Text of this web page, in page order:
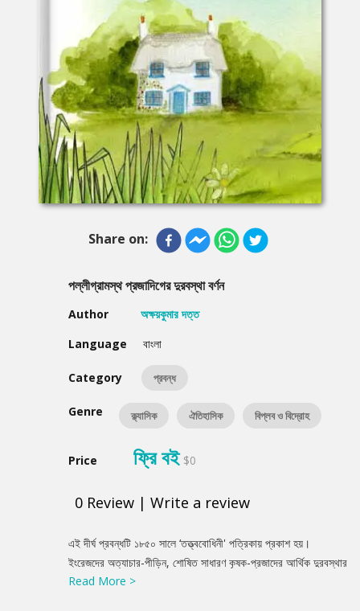
Share on:
পল্লীগ্রামস্থ প্রজাদিগের দুরবস্থা বর্ণন
Author
অক্ষয়কুমার দত্ত
Language
বাংলা
Category প্রবন্ধ
Genre ক্ল্যাসিক ঐতিহাসিক বিপ্লব ও বিদ্রোহ
Price ফ্রি বই $0
0 Review | Write a review
Product
Summery
এই দীর্ঘ প্রবন্ধটি ১৮৫০ সালে ‘তত্ত্ববোধিনী' পত্রিকায় প্রকাশ হয়।
ইংরেজদের অত্যাচার-পীড়িন, শোষিত সাধারণ কৃষক-প্রজাদের আর্থিক দুরবস্থার
বাস্তব ও মর্মস্পর্শী বর্ণনা এই রচনা। ইস্ট ইন্ডিয়া কোম্পানির রাজত্বকালে
Read More >